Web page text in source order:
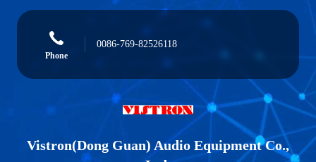
Phone
0086-769-82526118
Vistron(Dong Guan) Audio Equipment Co.,